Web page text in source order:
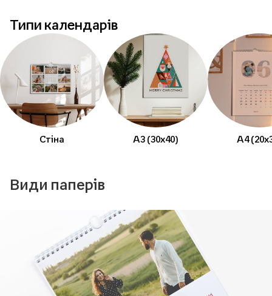
Типи календарів
Стіна А3 (30x40) А4
Види паперів